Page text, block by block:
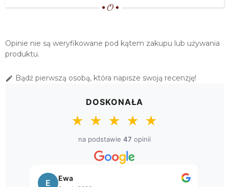
239,00 zł
Opinie nie są weryfikowane pod kątem zakupu lub używania
produktu.
 Bądź pierwszą osobą, która napisze swoją recenzję!
DOSKONAŁA
★ ★ ★ ★ ★
na podstawie 47 opinii